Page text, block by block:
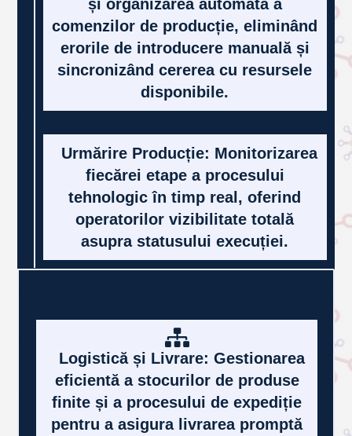
Fluxuri de lucru optimizate pentru productivitate
maximă.
Management Comenzi: Preluarea
și organizarea automată a
comenzilor de producție, eliminând
erorile de introducere manuală și
sincronizând cererea cu resursele
disponibile.
tehnologic în timp real, oferind
operatorilor vizibilitate totală
asupra statusului execuției.